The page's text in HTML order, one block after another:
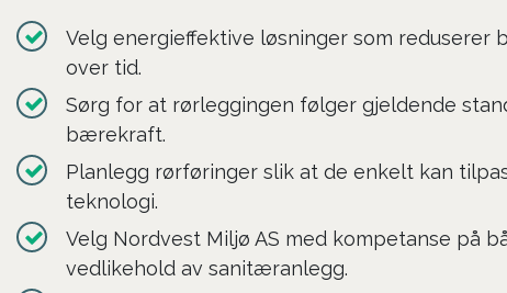
Velg energieffektive løsninger som
over tid.
Sørg for at rørleggingen følger gjeldende
bærekraft.
Planlegg rørføringer slik at de enkelt kan
teknologi.
Velg Nordvest Miljø AS med kompetanse på
vedlikehold av sanitæranlegg.